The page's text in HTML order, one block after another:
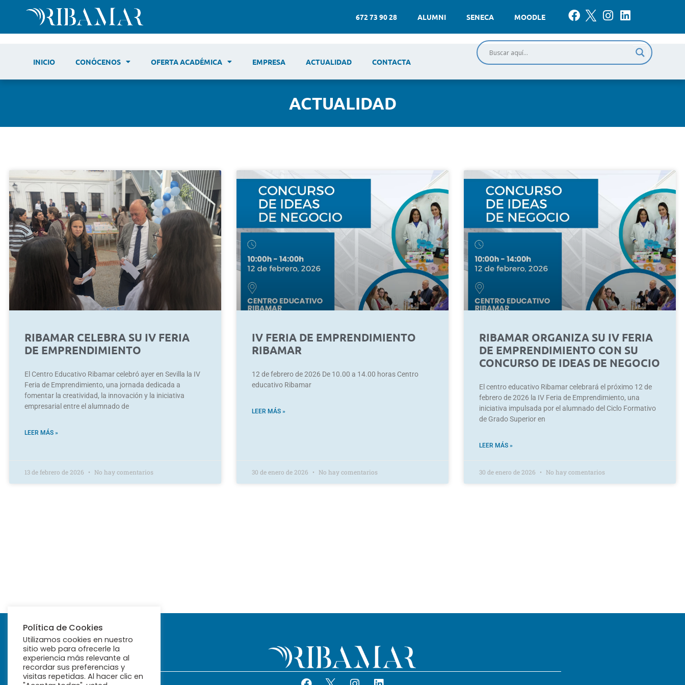
672 73 90 28 ALUMNI SENECA MOODLE
INICIO CONÓCENOS OFERTA ACADÉMICA EMPRESA ACTUALIDAD CONTACTA
ACTUALIDAD
RIBAMAR CELEBRA SU IV FERIA
DE EMPRENDIMIENTO
El Centro Educativo Ribamar celebró ayer en Sevilla la IV
Feria de Emprendimiento, una jornada dedicada a
fomentar la creatividad, la innovación y la iniciativa
empresarial entre el alumnado de
LEER MÁS »
13 de febrero de 2026 No hay comentarios
IV FERIA DE EMPRENDIMIENTO
RIBAMAR
12 de febrero de 2026 De 10.00 a 14.00 horas Centro
educativo Ribamar
LEER MÁS »
30 de enero de 2026 No hay comentarios
RIBAMAR ORGANIZA SU IV FERIA
DE EMPRENDIMIENTO CON SU
CONCURSO DE IDEAS DE NEGOCIO
El centro educativo Ribamar celebrará el próximo 12 de
febrero de 2026 la IV Feria de Emprendimiento, una
iniciativa impulsada por el alumnado del Ciclo Formativo
de Grado Superior en
LEER MÁS »
30 de enero de 2026 No hay comentarios
Política de Cookies
Utilizamos cookies en nuestro
sitio web para ofrecerle la
experiencia más relevante al
recordar sus preferencias y
visitas repetidas. Al hacer clic en